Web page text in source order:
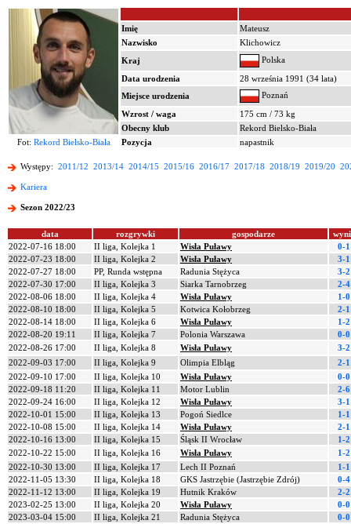
Imię
Mateusz
Nazwisko
Klichowicz
Kraj
Polska
Data urodzenia
28 września 1991 (34 lata)
Miejsce urodzenia
Poznań
Wzrost / waga
175 cm / 73 kg
Obecny klub
Rekord Bielsko-Biała
Fot: Rekord Bielsko-Biała Pozycja napastnik
Występy: 2011/12 2013/14 2014/15 2015/16 2016/17 2017/18 2018/19 2019/20
Kariera
Sezon 2022/23
data rozgrywki gospodarze
2022-07-16 18:00
II liga, Kolejka 1 Wisła Puławy
0-1
2022-07-23 18:00
II liga, Kolejka 2 Wisła Puławy
3-1
2022-07-27 18:00
PP, Runda wstępna Radunia Stężyca
3-2
2022-07-30 17:00
II liga, Kolejka 3 Siarka Tarnobrzeg
2-4
2022-08-06 18:00
II liga, Kolejka 4 Wisła Puławy
1-0
2022-08-10 18:00
II liga, Kolejka 5 Kotwica Kołobrzeg
2-1
2022-08-14 18:00
II liga, Kolejka 6 Wisła Puławy
1-2
2022-08-20 19:11
II liga, Kolejka 7 Polonia Warszawa
0-0
2022-08-26 17:00
II liga, Kolejka 8 Wisła Puławy
3-2
2022-09-03 17:00
II liga, Kolejka 9 Olimpia Elbląg
2-1
2022-09-10 17:00
II liga, Kolejka 10 Wisła Puławy
0-0
2022-09-18 11:20
II liga, Kolejka 11 Motor Lublin
2-6
2022-09-24 16:00
II liga, Kolejka 12 Wisła Puławy
3-1
2022-10-01 15:00
II liga, Kolejka 13 Pogoń Siedlce
1-1
2022-10-08 15:00
II liga, Kolejka 14 Wisła Puławy
2-1
2022-10-16 13:00
II liga, Kolejka 15 Śląsk II Wrocław
1-2
2022-10-22 15:00
II liga, Kolejka 16 Wisła Puławy
1-2
2022-10-30 13:00
II liga, Kolejka 17 Lech II Poznań
1-1
2022-11-05 13:30
II liga, Kolejka 18 GKS Jastrzębie (Jastrzębie Zdrój)
0-4
2022-11-12 13:00
II liga, Kolejka 19 Hutnik Kraków
2-2
2023-02-25 13:00
II liga, Kolejka 20 Wisła Puławy
0-0
2023-03-04 15:00
II liga, Kolejka 21 Radunia Stężyca
0-0